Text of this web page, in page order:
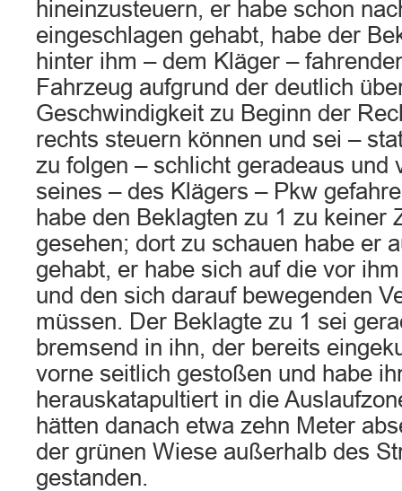
hineinzusteuern, er habe schon
eingeschlagen gehabt, habe der
hinter ihm – dem Kläger –
Fahrzeug aufgrund der deutlich
Geschwindigkeit zu Beginn der
rechts steuern können und sei –
zu folgen – schlicht geradeaus und
seines – des Klägers – Pkw
habe den Beklagten zu 1 zu keiner
gesehen; dort zu schauen habe er
gehabt, er habe sich auf die vor
und den sich darauf bewegenden
müssen. Der Beklagte zu 1 sei
bremsend in ihn, der bereits
vorne seitlich gestoßen und habe
herauskatapultiert in die
hätten danach etwa zehn Meter
der grünen Wiese außerhalb des
gestanden.